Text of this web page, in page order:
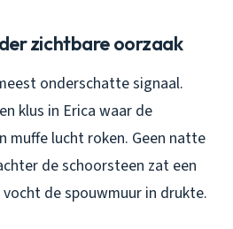
zichtbare oorzaak
onderschatte signaal.
klus in Erica waar de
muffe lucht roken. Geen natte
de schoorsteen zat een
de spouwmuur in drukte.